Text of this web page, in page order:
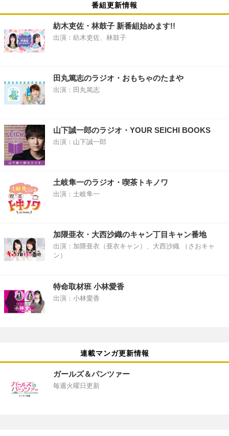
番組更新情報
紡木吏佐・林鼓子 新番組始めます!!
出演：紡木吏佐、林鼓子
田丸篤志のラジオ・おもちゃのたまや
出演：田丸篤志
山下誠一郎のラジオ・YOUR SEICHI BOOKS
出演：山下誠一郎
土岐隼一のラジオ・喫茶トキノワ
出演：土岐隼一
加隈亜衣・大西沙織のキャン丁目キャン番地
出演：加隈亜衣（亜衣キャン）、大西沙織 （さおキャ
ン）
特命取材班 小林愛香
出演：小林愛香
連載マンガ更新情報
ガールズ＆パンツァー
毎週火曜日更新